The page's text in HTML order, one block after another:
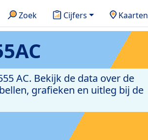
Zoek Cijfers Kaarten
AC. Bekijk de data over de
grafieken en uitleg bij de